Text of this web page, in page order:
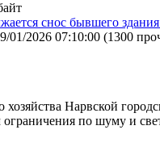
снос бывшего
01/2026 07:10:00 (1300
хозяйства Нарвской
ограничения по шуму и